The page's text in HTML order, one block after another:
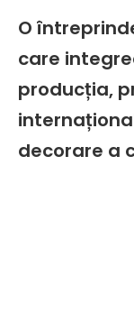
O
care
producția,
decorare a